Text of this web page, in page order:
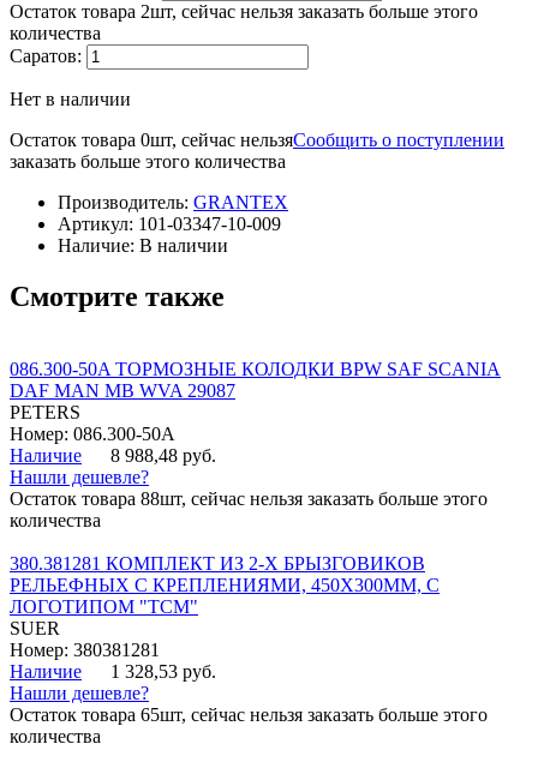
Остаток товара 2шт, сейчас нельзя заказать больше этого
количества
Саратов:
Нет в наличии
Сообщить о поступлении
Остаток товара 0шт, сейчас нельзя
заказать больше этого количества
Производитель: GRANTEX
Артикул: 101-03347-10-009
Наличие: В наличии
Смотрите также
086.300-50A ТОРМОЗНЫЕ КОЛОДКИ BPW SAF SCANIA
DAF MAN MB WVA 29087
PETERS
Номер: 086.300-50A
Наличие
8 988,48 руб.
Нашли дешевле?
Остаток товара 88шт, сейчас нельзя заказать больше этого
количества
380.381281 КОМПЛЕКТ ИЗ 2-Х БРЫЗГОВИКОВ
РЕЛЬЕФНЫХ С КРЕПЛЕНИЯМИ, 450Х300ММ, С
ЛОГОТИПОМ "ТСМ"
SUER
Номер: 380381281
Наличие
1 328,53 руб.
Нашли дешевле?
Остаток товара 65шт, сейчас нельзя заказать больше этого
количества